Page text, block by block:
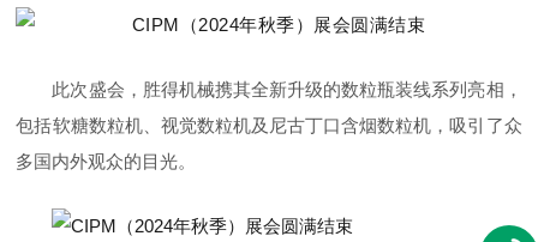
此次盛会，胜得机械携其全新升级的数粒瓶装线系列亮相，
包括软糖数粒机、视觉数粒机及尼古丁口含烟数粒机，吸引了众
多国内外观众的目光。